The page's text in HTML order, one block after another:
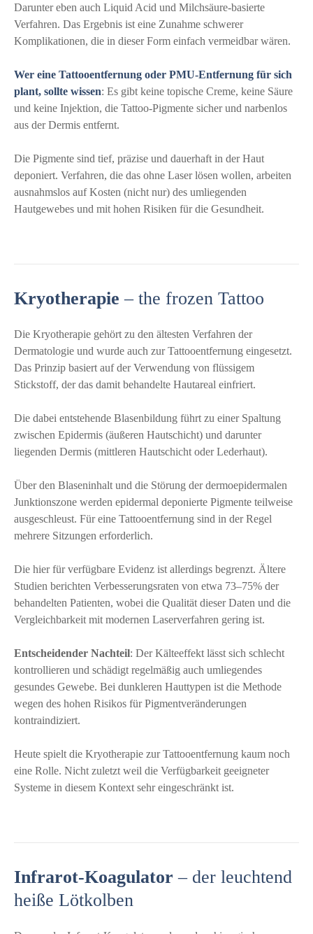
Darunter eben auch Liquid Acid und Milchsäure-basierte
Verfahren. Das Ergebnis ist eine Zunahme schwerer
Komplikationen, die in dieser Form einfach vermeidbar wären.
Wer eine Tattooentfernung oder PMU-Entfernung für sich
plant, sollte wissen: Es gibt keine topische Creme, keine Säure
und keine Injektion, die Tattoo-Pigmente sicher und narbenlos
aus der Dermis entfernt.
Die Pigmente sind tief, präzise und dauerhaft in der Haut
deponiert. Verfahren, die das ohne Laser lösen wollen, arbeiten
ausnahmslos auf Kosten (nicht nur) des umliegenden
Hautgewebes und mit hohen Risiken für die Gesundheit.
Kryotherapie – the frozen Tattoo
Die Kryotherapie gehört zu den ältesten Verfahren der
Dermatologie und wurde auch zur Tattooentfernung eingesetzt.
Das Prinzip basiert auf der Verwendung von flüssigem
Stickstoff, der das damit behandelte Hautareal einfriert.
Die dabei entstehende Blasenbildung führt zu einer Spaltung
zwischen Epidermis (äußeren Hautschicht) und darunter
liegenden Dermis (mittleren Hautschicht oder Lederhaut).
Über den Blaseninhalt und die Störung der dermoepidermalen
Junktionszone werden epidermal deponierte Pigmente teilweise
ausgeschleust. Für eine Tattooentfernung sind in der Regel
mehrere Sitzungen erforderlich.
Die hier für verfügbare Evidenz ist allerdings begrenzt. Ältere
Studien berichten Verbesserungsraten von etwa 73–75% der
behandelten Patienten, wobei die Qualität dieser Daten und die
Vergleichbarkeit mit modernen Laserverfahren gering ist.
Entscheidender Nachteil: Der Kälteeffekt lässt sich schlecht
kontrollieren und schädigt regelmäßig auch umliegendes
gesundes Gewebe. Bei dunkleren Hauttypen ist die Methode
wegen des hohen Risikos für Pigmentveränderungen
kontraindiziert.
Heute spielt die Kryotherapie zur Tattooentfernung kaum noch
eine Rolle. Nicht zuletzt weil die Verfügbarkeit geeigneter
Systeme in diesem Kontext sehr eingeschränkt ist.
Infrarot-Koagulator – der leuchtend
heiße Lötkolben